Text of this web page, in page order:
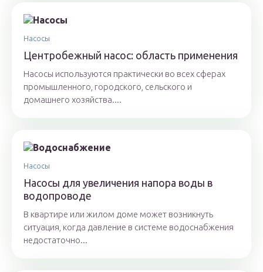
Насосы
Центробежный насос: область применения
Насосы используются практически во всех сферах
промышленного, городского, сельского и
домашнего хозяйства....
Насосы
Насосы для увеличения напора воды в
водопроводе
В квартире или жилом доме может возникнуть
ситуация, когда давление в системе водоснабжения
недостаточно...